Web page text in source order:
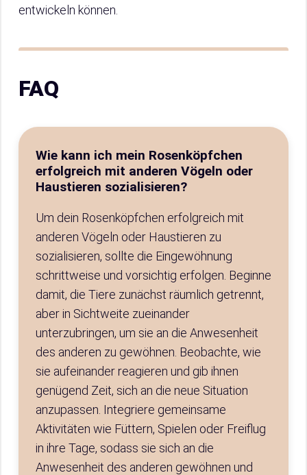
entwickeln können.
FAQ
Wie kann ich mein Rosenköpfchen
erfolgreich mit anderen Vögeln oder
Haustieren sozialisieren?
Um dein Rosenköpfchen erfolgreich mit
anderen Vögeln oder Haustieren zu
sozialisieren, sollte die Eingewöhnung
schrittweise und vorsichtig erfolgen. Beginne
damit, die Tiere zunächst räumlich getrennt,
aber in Sichtweite zueinander
unterzubringen, um sie an die Anwesenheit
des anderen zu gewöhnen. Beobachte, wie
sie aufeinander reagieren und gib ihnen
genügend Zeit, sich an die neue Situation
anzupassen. Integriere gemeinsame
Aktivitäten wie Füttern, Spielen oder Freiflug
in ihre Tage, sodass sie sich an die
Anwesenheit des anderen gewöhnen und